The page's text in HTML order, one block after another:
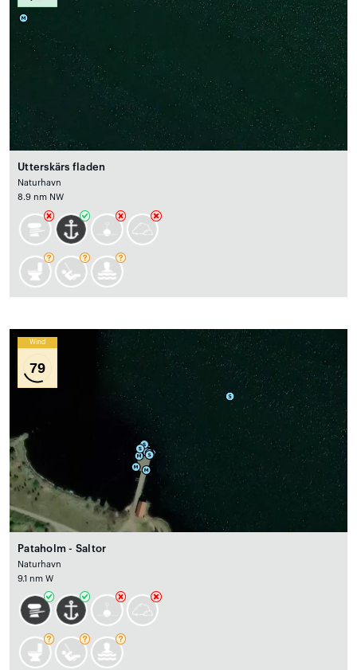
Utterskärs fladen
Naturhavn
8.9 nm NW
Wind
79
Pataholm - Saltor
Naturhavn
9.1 nm W